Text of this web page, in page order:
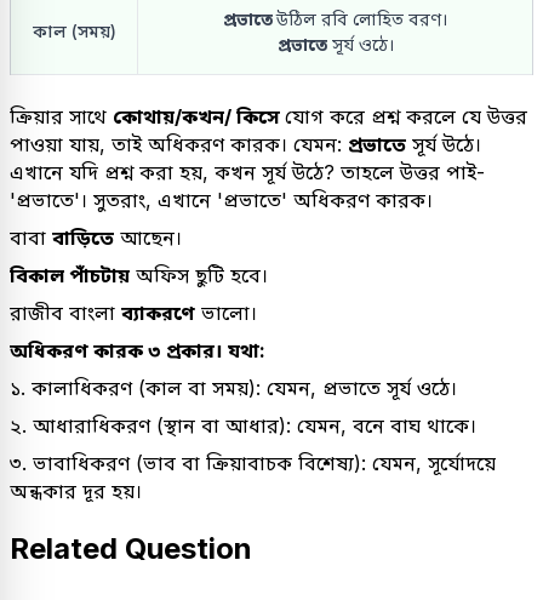
কাল (সময়)
প্রভাতেউঠিল রবি লোহিত বরণ।
প্রভাতেসূর্য ওঠে।
ক্রিয়ার সাথে কোথায়/কখন/ কিসে যোগ করে প্রশ্ন করলে যে উত্তর
পাওয়া যায়, তাই অধিকরণ কারক। যেমন: প্রভাতে সূর্য উঠে।
এখানে যদি প্রশ্ন করা হয়, কখন সূর্য উঠে? তাহলে উত্তর পাই-
'প্রভাতে'। সুতরাং, এখানে 'প্রভাতে' অধিকরণ কারক।
বাবা বাড়িতে আছেন।
বিকাল পাঁচটায় অফিস ছুটি হবে।
রাজীব বাংলা ব্যাকরণে ভালো।
অধিকরণ কারক ৩ প্রকার। যথা:
১. কালাধিকরণ (কাল বা সময়): যেমন, প্রভাতে সূর্য ওঠে।
২. আধারাধিকরণ (স্থান বা আধার): যেমন, বনে বাঘ থাকে।
৩. ভাবাধিকরণ (ভাব বা ক্রিয়াবাচক বিশেষ্য): যেমন, সূর্যোদয়ে
অন্ধকার দূর হয়।
Related Question